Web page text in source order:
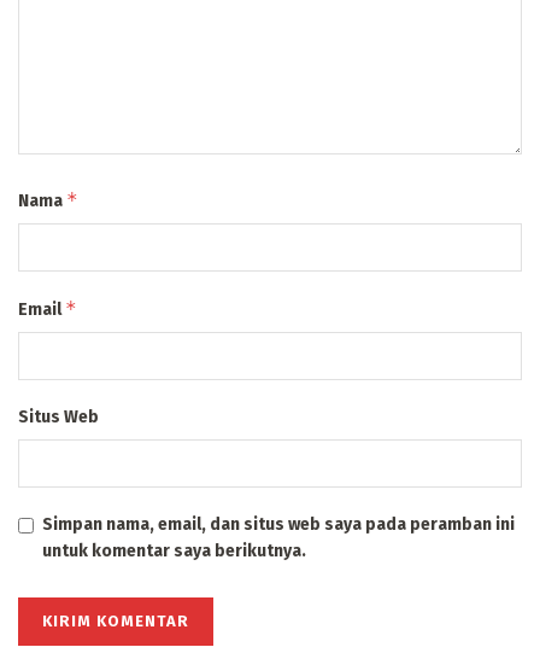
Nama *
Email*
Situs Web
Simpan nama, email, dan situs web saya pada peramban ini
untuk komentar saya berikutnya.